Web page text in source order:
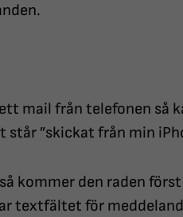
mail från telefonen så
”skickat från min
kommer den raden
textfältet för